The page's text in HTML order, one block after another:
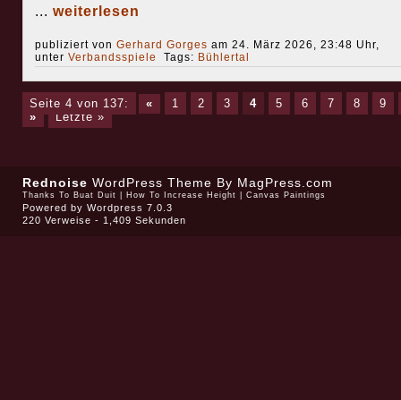
... weiterlesen
publiziert von Gerhard Gorges am 24. März 2026, 23:48 Uhr,
unter Verbandsspiele Tags: Bühlertal
Seite 4 von 137: « 1 2 3 4 5 6 7 8
9
»
Letzte »
Rednoise WordPress Theme By MagPress.com
Thanks To Buat Duit How To Increase Height Canvas Paintings
Powered by Wordpress 7.0.3
220 Verweise - 1,409 Sekunden